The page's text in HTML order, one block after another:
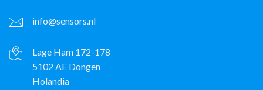
info@sensors.nl
Lage Ham 172-178
5102 AE Dongen
Holandia